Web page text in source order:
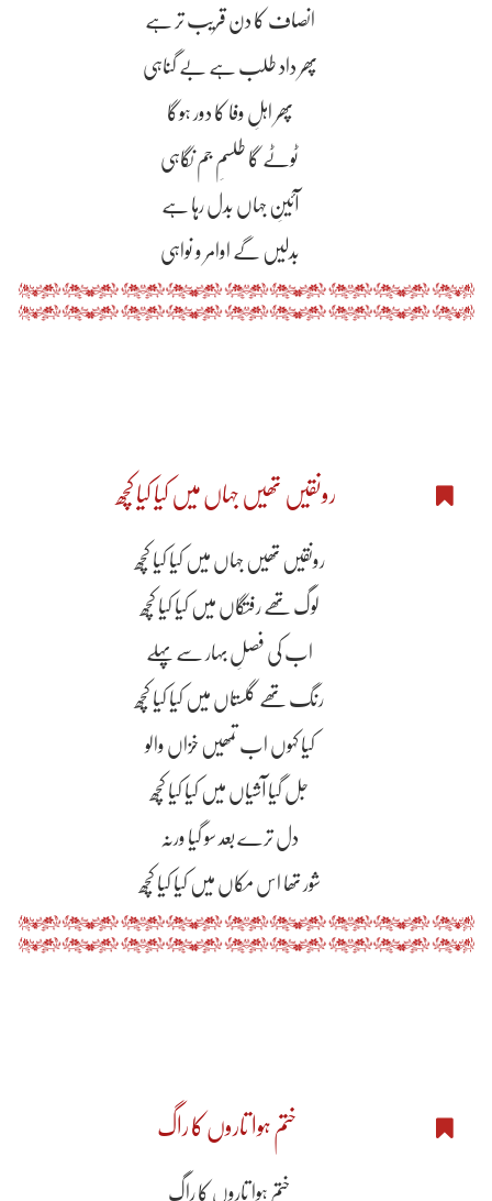
انصاف کا دن قریب تر ہے
پھر داد طلب ہے بے گناہی
پھر اہلِ وفا کا دور ہوگا
ٹوٹے گا طلسمِ جم نگاہی
آئینِ جہاں بدل رہا ہے
بدلیں گے اوامر و نواہی
رونقیں تھیں جہاں میں کیا کیا کچھ
رونقیں تھیں جہاں میں کیا کیا کچھ
لوگ تھے رفتگاں میں کیا کیا کچھ
اب کی فصلِ بہار سے پہلے
رنگ تھے گلستاں میں کیا کیا کچھ
کیا کہوں اب تمھیں خزاں والو
جل گیا آشیاں میں کیا کیا کچھ
دل ترے بعد سو گیا ورنہ
شور تھا اس مکاں میں کیا کیا کچھ
ختم ہوا تاروں کا راگ
ختم ہوا تاروں کا راگ